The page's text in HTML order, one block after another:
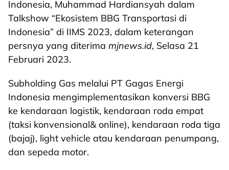
Indonesia, Muhammad Hardiansyah dalam
Talkshow “Ekosistem BBG Transportasi di
Indonesia” di IIMS 2023, dalam keterangan
persnya yang diterima mjnews.id, Selasa 21
Februari 2023.
Subholding Gas melalui PT Gagas Energi
Indonesia mengimplementasikan konversi BBG
ke kendaraan logistik, kendaraan roda empat
(taksi konvensional& online), kendaraan roda tiga
(bajaj), light vehicle atau kendaraan penumpang,
dan sepeda motor.